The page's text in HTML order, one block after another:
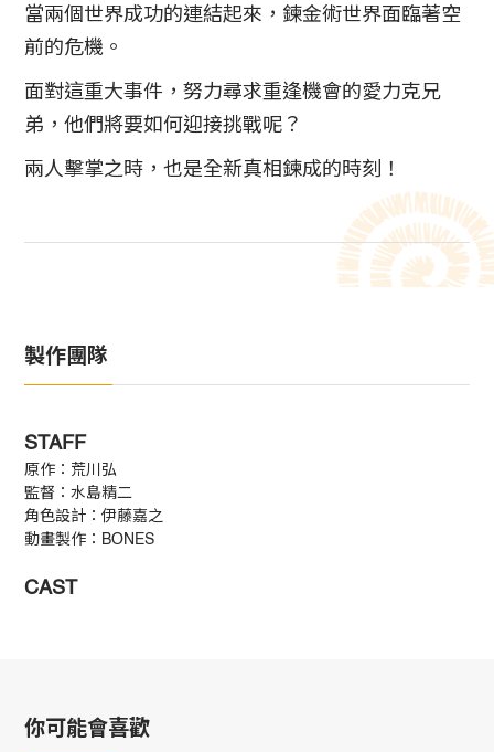
當兩個世界成功的連結起來，鍊金術世界面臨著空
前的危機。
面對這重大事件，努力尋求重逢機會的愛力克兄
弟，他們將要如何迎接挑戰呢？
兩人擊掌之時，也是全新真相鍊成的時刻！
製作團隊
STAFF
原作：荒川弘
監督：水島精二
角色設計：伊藤嘉之
動畫製作：BONES
CAST
你可能會喜歡